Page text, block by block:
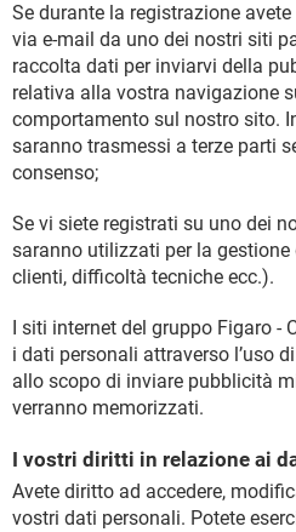
Se durante la registrazione
via e-mail da uno dei nostri siti
raccolta dati per inviarvi della
relativa alla vostra navigazione
comportamento sul nostro sito.
saranno trasmessi a terze parti
consenso;
Se vi siete registrati su uno dei
saranno utilizzati per la
clienti, difficoltà tecniche ecc.).
I siti internet del gruppo Figaro -
i dati personali attraverso l’uso
allo scopo di inviare pubblicità
verranno memorizzati.
I vostri diritti in relazione ai
Avete diritto ad accedere,
vostri dati personali. Potete